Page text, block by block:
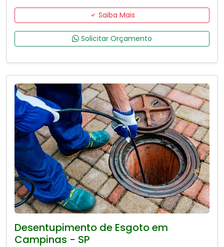
Saiba Mais
Solicitar Orçamento
Desentupimento de Esgoto em
Campinas - SP